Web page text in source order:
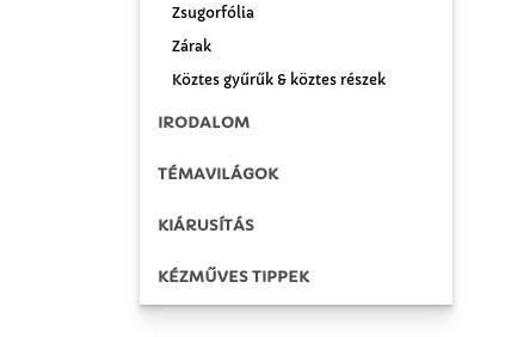
Zsugorfólia
Zárak
Köztes gyűrűk & köztes részek
IRODALOM
TÉMAVILÁGOK
KIÁRUSÍTÁS
KÉZMŰVES TIPPEK